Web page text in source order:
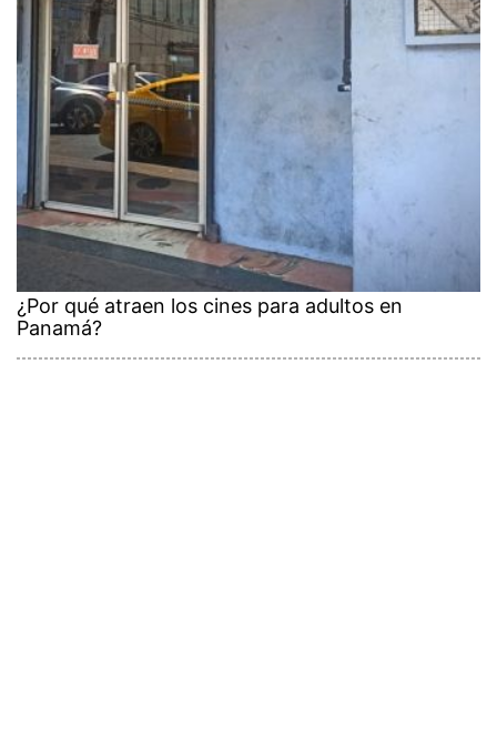
¿Por qué atraen los cines para adultos en
Panamá?